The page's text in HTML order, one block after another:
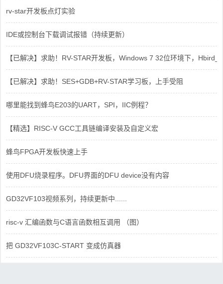
rv-star开发板点灯实验
IDE或控制台下载调试报错（持续更新）
【已解决】求助！RV-STAR开发板，Windows 7 32位环境下，
【已解决】求助！SES+GDB+RV-STAR学习板，上手受阻
哪里能找到蜂鸟E203的UART，SPI，IIC例程？
【精选】RISC-V GCC工具链编译安装及自定义宏
蜂鸟FPGA开发板快速上手
使用DFU烧录程序。DFU界面的DFU device没有内容
GD32VF103视频系列，持续更新中......
risc-v 汇编函数与C语言函数相互调用 （图）
把 GD32VF103C-START 变成仿真器